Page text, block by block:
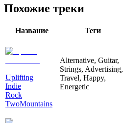
Похожие треки
Название Теги
Uplifting
Indie
Rock
TwoMountains
Alternative, Guitar,
Strings, Advertising,
Travel, Happy,
Energetic